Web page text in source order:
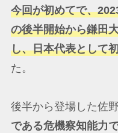
今回が初めてで、
の後半開始から鎌田
し、日本代表として
た。
後半から登場した佐
である危機察知能力